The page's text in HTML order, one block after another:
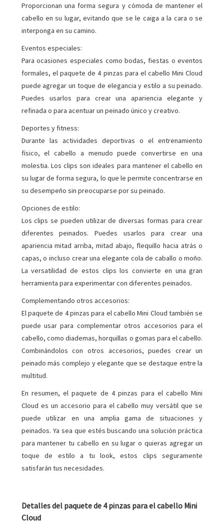
Proporcionan una forma segura y cómoda de mantener el
cabello en su lugar, evitando que se le caiga a la cara o se
interponga en su camino.
Eventos especiales:
Para ocasiones especiales como bodas, fiestas o eventos
formales, el paquete de 4 pinzas para el cabello Mini Cloud
puede agregar un toque de elegancia y estilo a su peinado.
Puedes usarlos para crear una apariencia elegante y
refinada o para acentuar un peinado único y creativo.
Deportes y fitness:
Durante las actividades deportivas o el entrenamiento
físico, el cabello a menudo puede convertirse en una
molestia. Los clips son ideales para mantener el cabello en
su lugar de forma segura, lo que le permite concentrarse en
su desempeño sin preocuparse por su peinado.
Opciones de estilo:
Los clips se pueden utilizar de diversas formas para crear
diferentes peinados. Puedes usarlos para crear una
apariencia mitad arriba, mitad abajo, flequillo hacia atrás o
capas, o incluso crear una elegante cola de caballo o moño.
La versatilidad de estos clips los convierte en una gran
herramienta para experimentar con diferentes peinados.
Complementando otros accesorios:
El paquete de 4 pinzas para el cabello Mini Cloud también se
puede usar para complementar otros accesorios para el
cabello, como diademas, horquillas o gomas para el cabello.
Combinándolos con otros accesorios, puedes crear un
peinado más complejo y elegante que se destaque entre la
multitud.
En resumen, el paquete de 4 pinzas para el cabello Mini
Cloud es un accesorio para el cabello muy versátil que se
puede utilizar en una amplia gama de situaciones y
peinados. Ya sea que estés buscando una solución práctica
para mantener tu cabello en su lugar o quieras agregar un
toque de estilo a tu look, estos clips seguramente
satisfarán tus necesidades.
Detalles del paquete de 4 pinzas para el cabello Mini
Cloud